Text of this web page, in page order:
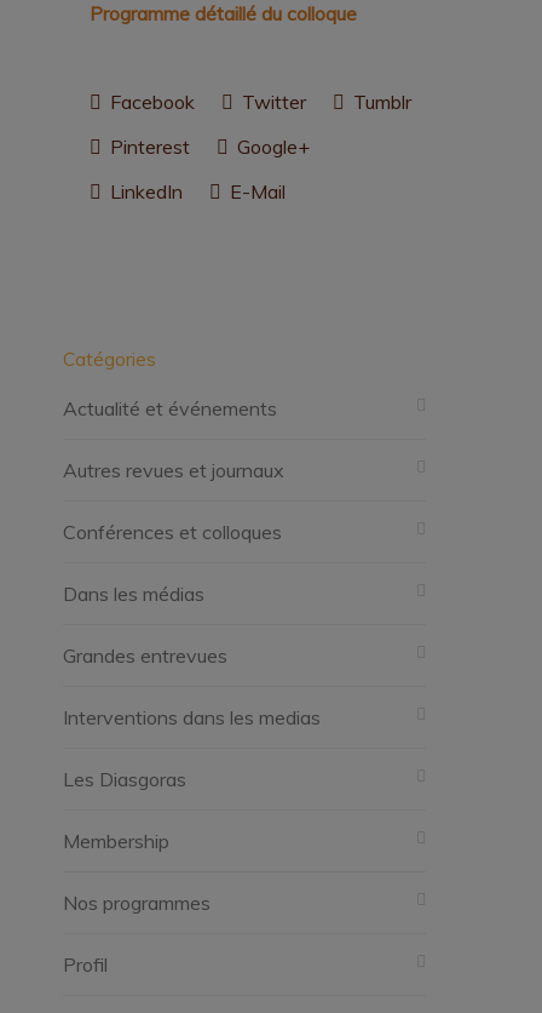
Programme détaillé du colloque
Facebook Twitter
Tumblr
Pinterest
Google+
LinkedIn
E-Mail
Catégories
Actualité et événements
Autres revues et journaux
Conférences et colloques
Dans les médias
Grandes entrevues
Interventions dans les medias
Les Diasgoras
Membership
Nos programmes
Profil